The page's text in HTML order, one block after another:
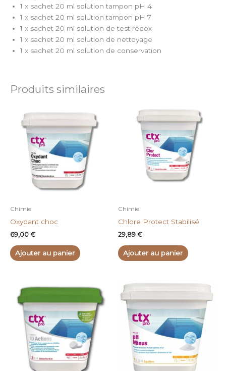
1 x sachet 20 ml solution tampon pH 4
1 x sachet 20 ml solution tampon pH 7
1 x sachet 20 ml solution de test rédox
1 x sachet 20 ml solution de nettoyage
1 x sachet 20 ml solution de conservation
Produits similaires
Chimie
Oxydant choc
69,00 €
Ajouter au panier
Chimie
Chlore Protect Stabilisé
29,89 €
Ajouter au panier
Plage
prix :
9,90 €
à
15,90 €
produit
a
plusieurs
variations.
Les
options
peuvent